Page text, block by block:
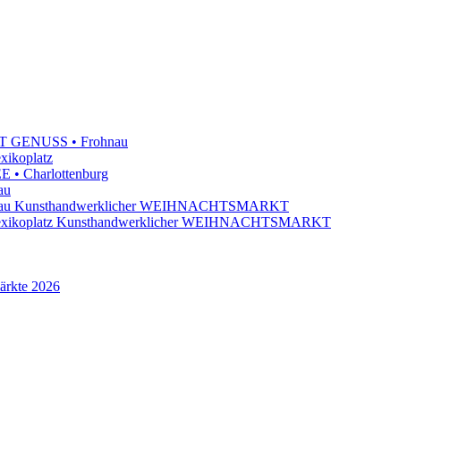
• Frohnau
• Charlottenburg
Kunsthandwerklicher WEIHNACHTSMARKT
Kunsthandwerklicher WEIHNACHTSMARKT
2026